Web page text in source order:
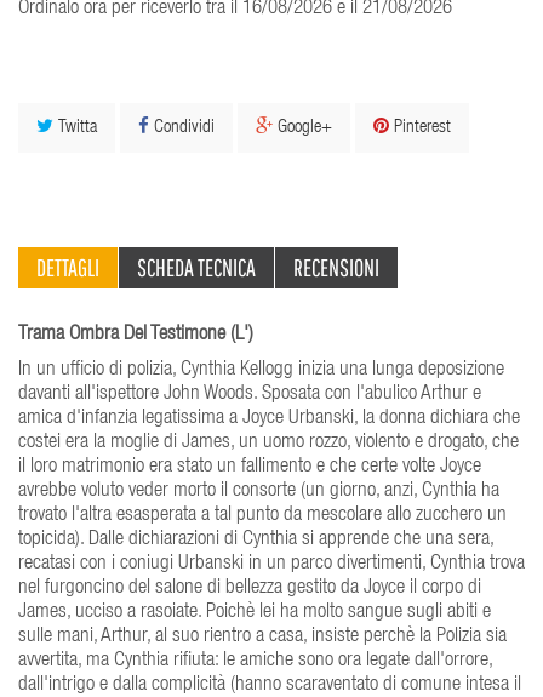
Ordinalo ora per riceverlo tra il 16/08/2026 e il 21/08/2026
Twitta Condividi Google+ Pinterest
DETTAGLI SCHEDA TECNICA RECENSIONI
Trama Ombra Del Testimone (L')
In un ufficio di polizia, Cynthia Kellogg inizia una lunga deposizione
davanti all'ispettore John Woods. Sposata con l'abulico Arthur e
amica d'infanzia legatissima a Joyce Urbanski, la donna dichiara che
costei era la moglie di James, un uomo rozzo, violento e drogato, che
il loro matrimonio era stato un fallimento e che certe volte Joyce
avrebbe voluto veder morto il consorte (un giorno, anzi, Cynthia ha
trovato l'altra esasperata a tal punto da mescolare allo zucchero un
topicida). Dalle dichiarazioni di Cynthia si apprende che una sera,
recatasi con i coniugi Urbanski in un parco divertimenti, Cynthia trova
nel furgoncino del salone di bellezza gestito da Joyce il corpo di
James, ucciso a rasoiate. Poichè lei ha molto sangue sugli abiti e
sulle mani, Arthur, al suo rientro a casa, insiste perchè la Polizia sia
avvertita, ma Cynthia rifiuta: le amiche sono ora legate dall'orrore,
dall'intrigo e dalla complicità (hanno scaraventato di comune intesa il